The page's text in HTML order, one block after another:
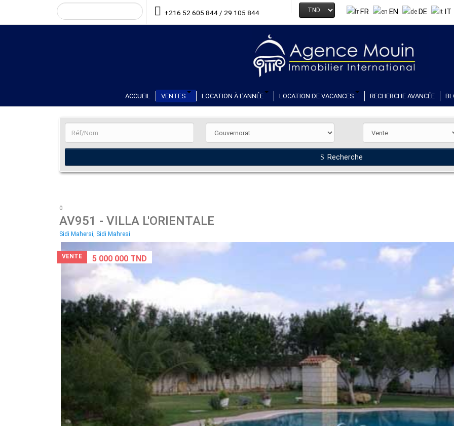
+216 52 605 844 / 29 105 844 FR EN DE IT
ACCUEIL VENTES LOCATION À L'ANNÉE LOCATION DE VACANCES RECHERCHE AVANCÉE
Recherche
0
AV951 - VILLA L'ORIENTALE
Sidi Mahersi, Sidi Mahresi
VENTE 5 000 000 TND